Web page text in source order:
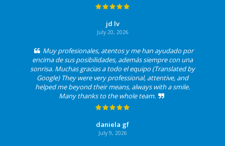
jd lv
July 20, 2026
Muy profesionales, atentos y me han ayudado por
encima de sus posibilidades, además siempre con una
sonrisa. Muchas gracias a todo el equipo (Translated by
Google) They were very professional, attentive, and
helped me beyond their means, always with a smile.
Many thanks to the whole team.
daniela gf
July 9, 2026